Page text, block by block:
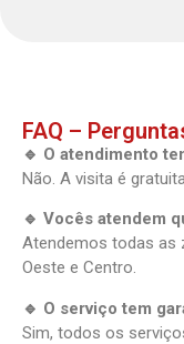
FAQ –
🔹 O atendimento
Não. A visita é
🔹 Vocês atendem
Atendemos todas as
Oeste e Centro.
🔹 O serviço tem
Sim, todos os